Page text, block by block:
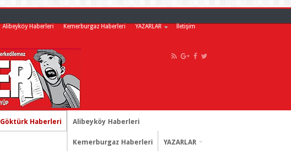
Alibeyköy Haberleri Kemerburgaz Haberleri YAZARLAR İletişim
Göktürk Haberleri Alibeyköy Haberleri
Kemerburgaz Haberleri YAZARLAR